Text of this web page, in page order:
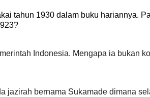
tahun 1930 dalam buku hariannya.
Indonesia. Mengapa ia bukan
jazirah bernama Sukamade dimana